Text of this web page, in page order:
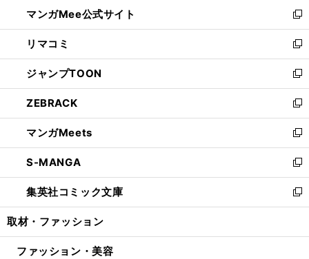
く
ド
ウ
で
開
く
ィ
ン
ド
ウ
で
開
く
い
ウ
ィ
ン
ド
ウ
で
開
く
マンガMee公式サイト
新
し
い
ウ
ィ
ン
ド
ウ
で
開
く
リマコミ
新
し
い
ウ
ィ
ン
ド
ウ
で
開
く
ジャンプTOON
新
し
い
ウ
ィ
ン
ド
ウ
で
開
ZEBRACK
新
し
い
ウ
ィ
ン
ド
ウ
開
マンガMeets
新
し
い
ウ
ィ
ン
ウ
S-MANGA
新
し
い
ウ
ン
集英社コミック文庫
新
し
ウ
取材・ファッション
ファッション・美容